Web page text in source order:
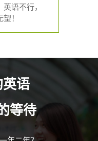
语不行，
！
语
等待